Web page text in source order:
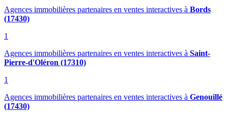
Agences immobilières partenaires en ventes interactives à Bords
(17430)
1
Agences immobilières partenaires en ventes interactives à Saint-
Pierre-d'Oléron (17310)
1
Agences immobilières partenaires en ventes interactives à Genouillé
(17430)